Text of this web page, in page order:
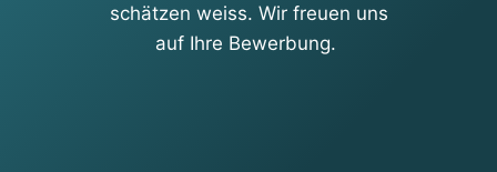
schätzen weiss. Wir freuen uns
auf Ihre Bewerbung.